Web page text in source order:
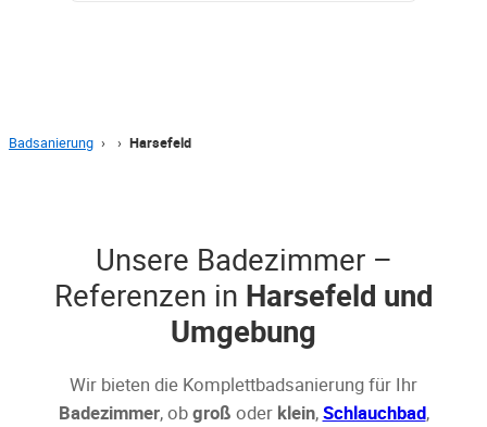
Badsanierung › › Harsefeld
Unsere Badezimmer –
Referenzen in Harsefeld und
Umgebung
Wir bieten die Komplettbadsanierung für Ihr
Badezimmer, obgroß oder klein,Schlauchbad,